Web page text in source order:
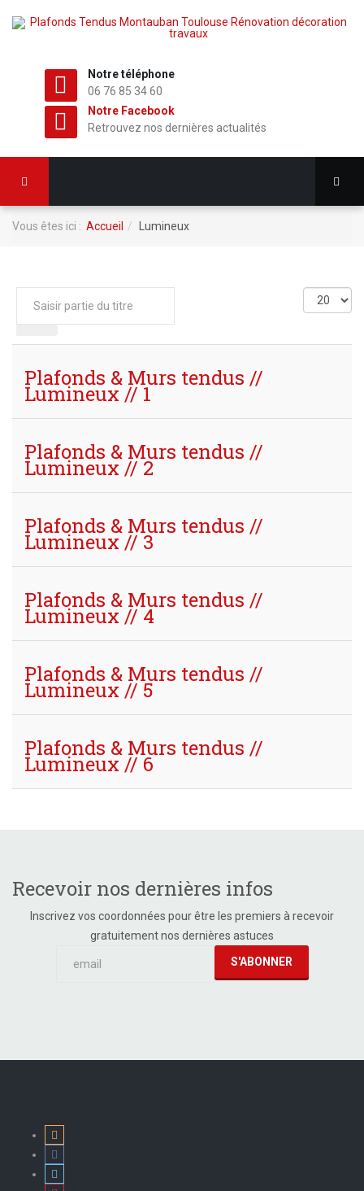
Notre téléphone
06 76 85 34 60
Notre Facebook
Retrouvez nos dernières actualités
Vous êtes ici : Accueil Lumineux
Affichage
#
Plafonds & Murs tendus //
Lumineux // 1
Plafonds & Murs tendus //
Lumineux // 2
Plafonds & Murs tendus //
Lumineux // 3
Plafonds & Murs tendus //
Lumineux // 4
Plafonds & Murs tendus //
Lumineux // 5
Plafonds & Murs tendus //
Lumineux // 6
Recevoir nos dernières infos
Inscrivez vos coordonnées pour être les premiers à recevoir
gratuitement nos dernières astuces